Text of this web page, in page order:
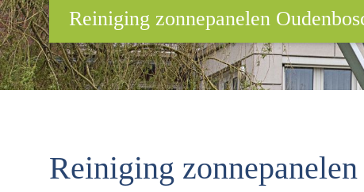
Reiniging zonnepanelen
Reiniging